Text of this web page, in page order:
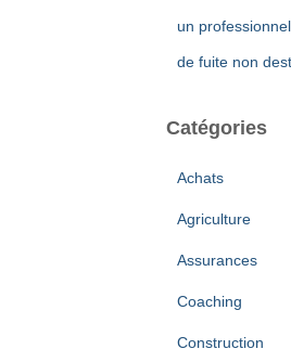
un
de fuite non
Catégories
Achats
Agriculture
Assurances
Coaching
Construction